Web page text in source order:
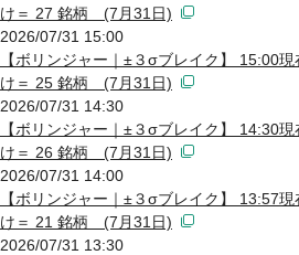
け＝ 27 銘柄 (7月31日)
2026/07/31 15:00
【ボリンジャー｜±３σブレイク】
け＝ 25 銘柄 (7月31日)
2026/07/31 14:30
【ボリンジャー｜±３σブレイク】
け＝ 26 銘柄 (7月31日)
2026/07/31 14:00
【ボリンジャー｜±３σブレイク】
け＝ 21 銘柄 (7月31日)
2026/07/31 13:30